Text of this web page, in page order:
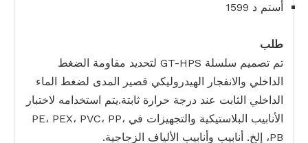
أستم د 1599
طلب
تم تصميم سلسلة GT-HPS لتحديد مقاومة الضغط
الداخلي والانفجار الهيدروليكي قصير المدى لضغط الماء
الداخلي الثابت عند درجة حرارة ثابتة.يتم استخدامه لاختبار
الأنابيب البلاستيكية والتجهيزات في PE، PEX، PVC، PP،
PB، إلخ. أنابيب وأنابيب الألياف الزجاجية.